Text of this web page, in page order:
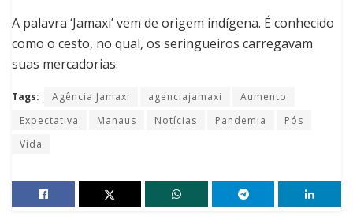
A palavra ‘Jamaxi’ vem de origem indígena. É conhecido
como o cesto, no qual, os seringueiros carregavam
suas mercadorias.
Tags: Agência Jamaxi agenciajamaxi
Aumento
Expectativa
Manaus Notícias Pandemia
Pós
Vida